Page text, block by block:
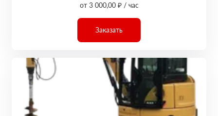
от 3 000,00 ₽ / час
Заказать